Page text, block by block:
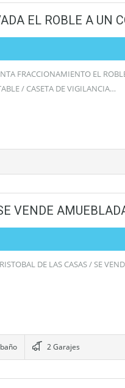
EL ROBLE A UN
FRACCIONAMIENTO EL
/ CASETA DE VIGILANCIA…
VENDE
DE LAS CASAS / SE
2 Garajes